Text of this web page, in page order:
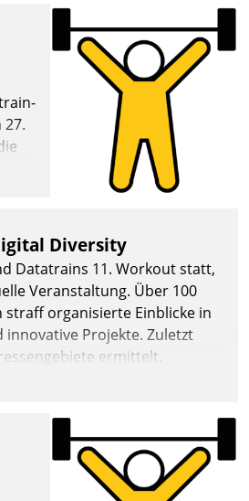
Diversity
Datatrains 11. Workout statt,
Veranstaltung. Über 100
organisierte Einblicke in
Projekte. Zuletzt
ermittelt.